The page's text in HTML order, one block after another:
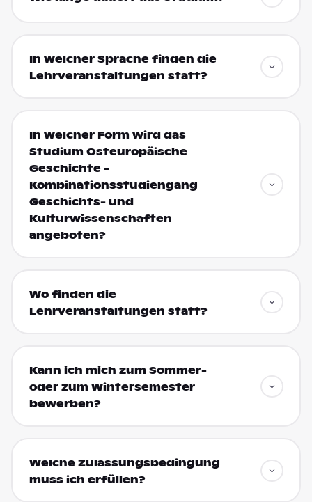
In welcher Sprache finden die
Lehrveranstaltungen statt?
In welcher Form wird das
Studium Osteuropäische
Geschichte -
Kombinationsstudiengang
Geschichts- und
Kulturwissenschaften
angeboten?
Wo finden die
Lehrveranstaltungen statt?
Kann ich mich zum Sommer-
oder zum Wintersemester
bewerben?
Welche Zulassungsbedingung
muss ich erfüllen?